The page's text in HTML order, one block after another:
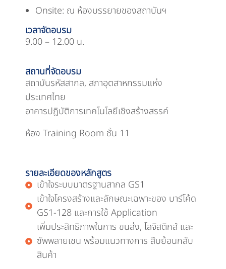
Onsite: ณ ห้องบรรยายของสถาบันฯ
เวลาจัดอบรม
9.00 – 12.00 น.
สถานที่จัดอบรม
สถาบันรหัสสากล, สภาอุตสาหกรรมแห่ง
ประเทศไทย
อาคารปฎิบัติการเทคโนโลยีเชิงสร้างสรรค์
ห้อง Training Room ชั้น 11
รายละเอียดของหลักสูตร
เข้าใจระบบมาตรฐานสากล GS1
เข้าใจโครงสร้างและลักษณะเฉพาะของ บาร์โค้ด
GS1-128 และการใช้ Application
เพิ่มประสิทธิภาพในการ ขนส่ง, โลจิสติกส์ และ
ซัพพลายเชน พร้อมแนวทางการ สืบย้อนกลับ
สินค้า